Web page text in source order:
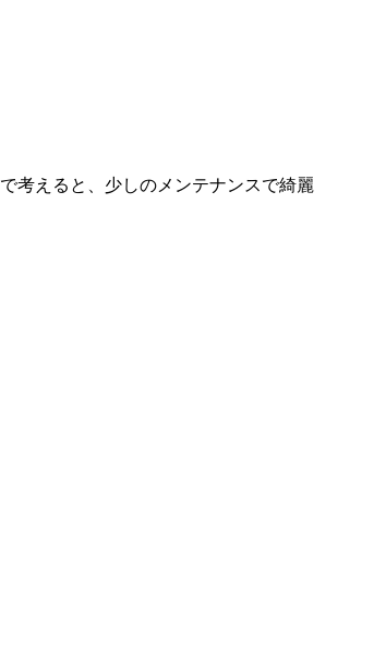
で考えると、少しのメンテナンスで綺麗